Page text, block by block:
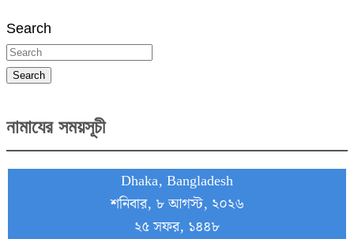
Search
Search
নামাযের সময়সূচী
Dhaka, Bangladesh
শনিবার, ৮ আগস্ট, ২০২৬
২৫ সফর, ১৪৪৮